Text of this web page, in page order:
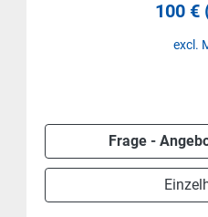
100 €
excl.
Frage -